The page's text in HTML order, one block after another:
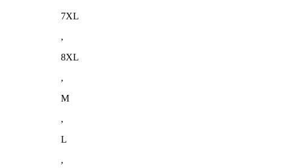
7XL
,
8XL
,
M
,
L
,